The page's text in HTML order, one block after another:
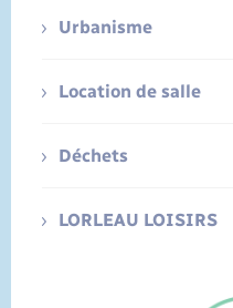
Urbanisme
Location de salle
Déchets
LORLEAU LOISIRS